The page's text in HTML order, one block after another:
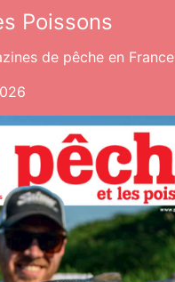
Poissons
de pêche en France